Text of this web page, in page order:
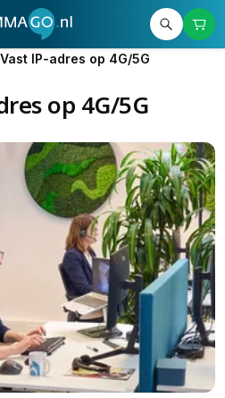
Vast IP-adres op 4G/5G
op 4G/5G